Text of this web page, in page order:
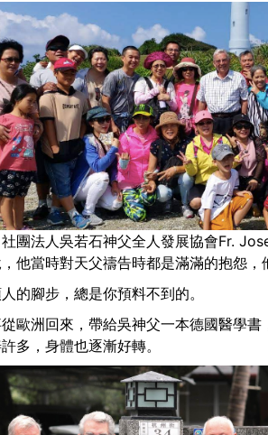
團法人吳若石神父全人發展協會Fr.
他當時對天父禱告時都是滿滿的抱怨
的腳步，總是你預料不到的。
歐洲回來，帶給吳神父一本德國醫學
多，身體也逐漸好轉。